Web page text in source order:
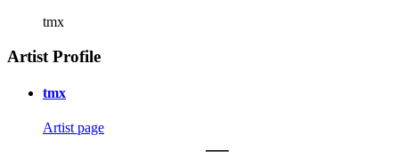
tmx
Artist Profile
tmx
Artist page